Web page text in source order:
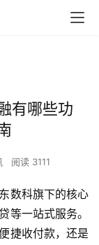
有哪些功
阅读 3111
数科旗下的核心
等一站式服务。
捷收付款，还是